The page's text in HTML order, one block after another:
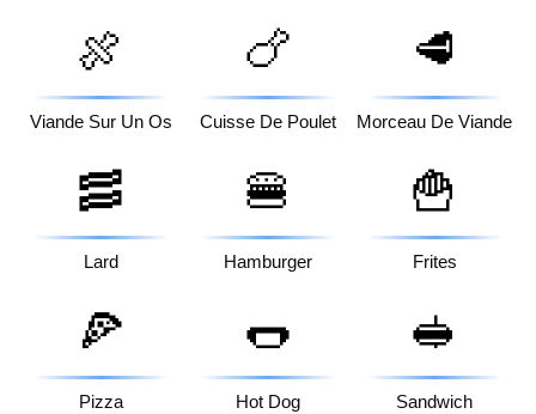
🍖
Viande Sur Un Os
🍗
Cuisse De Poulet
🥩
Morceau De Viande
🥓
Lard
🍔
Hamburger
🍟
Frites
🍕
Pizza
🌭
Hot Dog
🥪
Sandwich